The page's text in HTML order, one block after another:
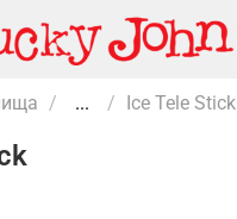
... Ice Tele Stick